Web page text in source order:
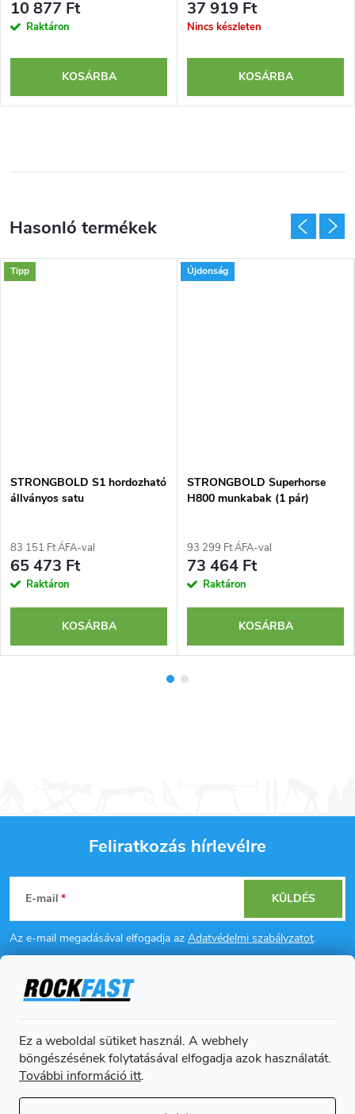
Ez a weboldal sütiket használ. A webhely
böngészésének folytatásával elfogadja azok használatát.
További információ itt.
10 877 Ft
Raktáron
KOSÁRBA
37 919 Ft
Nincs készleten
KOSÁRBA
Tipp
STRONGBOLD S1 hordozható
állványos satu
83 151 Ft ÁFA-val
65 473 Ft
Raktáron
KOSÁRBA
Újdonság
STRONGBOLD Superhorse
H800 munkabak (1 pár)
93 299 Ft ÁFA-val
73 464 Ft
Raktáron
KOSÁRBA
L
á
b
Feliratkozás hírlevélre
E-mail
Az e-mail megadásával elfogadja az Adatvédelmi szabályzatot.
KÜLDÉS
Információ az Ön számára
Online fizetési lehetőséget biztosítunk